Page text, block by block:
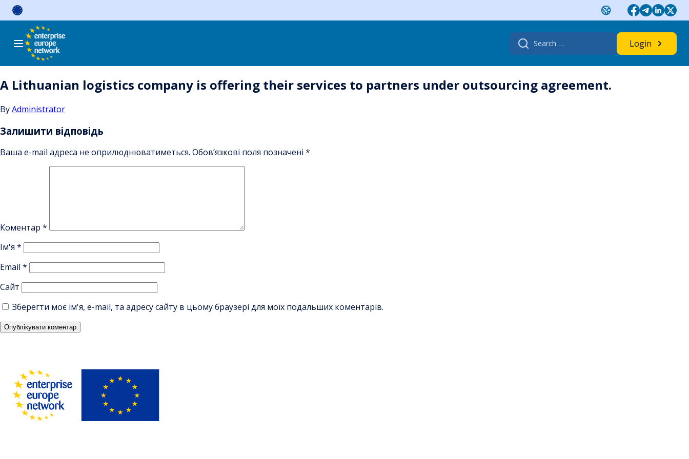
Skip
Search
for:
Login
A Lithuanian logistics company is offering their services to partners under outsourcing agreement.
ByAdministrator
Залишити відповідь
Ваша e-mail адреса не оприлюднюватиметься. Обов’язкові поля позначені *
Коментар *
Ім'я *
Email *
Сайт
Зберегти моє ім'я, e-mail, та адресу сайту в цьому браузері для моїх подальших коментарів.